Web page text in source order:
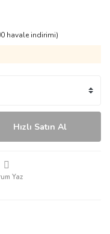
havale indirimi)
Hızlı Satın Al
Yaz